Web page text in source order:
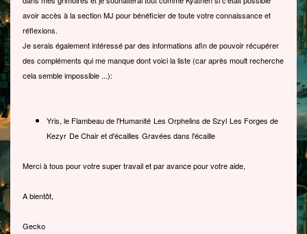
avoir accès à la section MJ pour bénéficier de toute votre connaissance et
réflexions.
Je serais également intéressé par des informations afin de pouvoir récupérer
des compléments qui me manque dont voici la liste (car après moult recherche
cela semble impossible ...):
Yris, le Flambeau de l'Humanité Les Orphelins de Szyl Les Forges de
Kezyr De Chair et d'écailles Gravées dans l'écaille
Merci à tous pour votre super travail et par avance pour votre aide,
A bientôt,
Gecko